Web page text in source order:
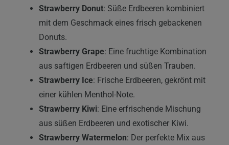
Strawberry Donut: Süße Erdbeeren kombiniert
mit dem Geschmack eines frisch gebackenen
Donuts.
Strawberry Grape: Eine fruchtige Kombination
aus saftigen Erdbeeren und süßen Trauben.
Strawberry Ice: Frische Erdbeeren, gekrönt mit
einer kühlen Menthol-Note.
Strawberry Kiwi: Eine erfrischende Mischung
aus süßen Erdbeeren und exotischer Kiwi.
Strawberry Watermelon: Der perfekte Mix aus